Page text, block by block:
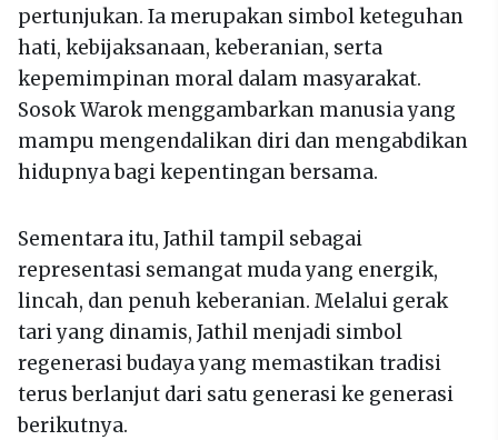
pertunjukan. Ia merupakan simbol keteguhan
hati, kebijaksanaan, keberanian, serta
kepemimpinan moral dalam masyarakat.
Sosok Warok menggambarkan manusia yang
mampu mengendalikan diri dan mengabdikan
hidupnya bagi kepentingan bersama.
Sementara itu, Jathil tampil sebagai
representasi semangat muda yang energik,
lincah, dan penuh keberanian. Melalui gerak
tari yang dinamis, Jathil menjadi simbol
regenerasi budaya yang memastikan tradisi
terus berlanjut dari satu generasi ke generasi
berikutnya.